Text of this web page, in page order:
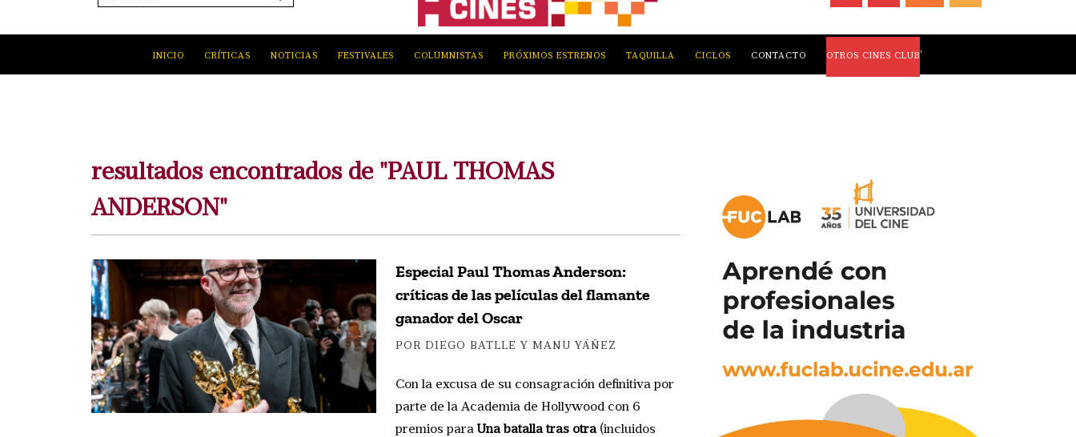
INICIO CRÍTICAS NOTICIAS FESTIVALES COLUMNISTAS PRÓXIMOS ESTRENOS TAQUILLA CICLOS CONTACTO OTROS CINES CLUB
resultados encontrados de "PAUL THOMAS
ANDERSON"
Especial Paul Thomas Anderson:
críticas de las películas del flamante
ganador del Oscar
POR DIEGO BATLLE Y MANU YÁÑEZ
Con la excusa de su consagración definitiva por
parte de la Academia de Hollywood con 6
premios para Una batalla tras otra(incluidos